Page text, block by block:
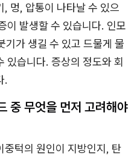
멍, 압통이 나타날 수 있으
이 발생할 수 있습니다. 인모
기가 생길 수 있고 드물게 물
있습니다. 증상의 정도와 회
.
중 무엇을 먼저 고려해야
중턱의 원인이 지방인지, 탄